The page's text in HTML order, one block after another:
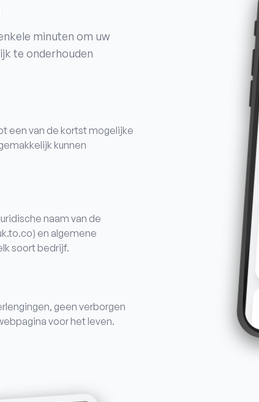
minuten om uw
te onderhouden
een van de kortst mogelijke
kunnen
naam van de
en algemene
soort bedrijf.
geen verborgen
voor het leven.